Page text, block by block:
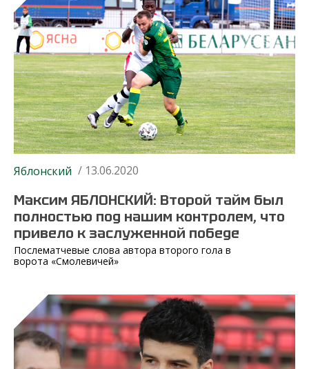
Яблонский / 13.06.2020
Максим ЯБЛОНСКИЙ: Второй тайм был
полностью под нашим контролем, что
привело к заслуженной победе
Послематчевые слова автора второго гола в
ворота «Смолевичей»